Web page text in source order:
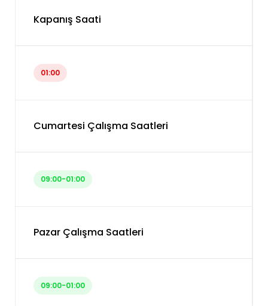
Kapanış Saati
01:00
Cumartesi Çalışma Saatleri
09:00-01:00
Pazar Çalışma Saatleri
09:00-01:00